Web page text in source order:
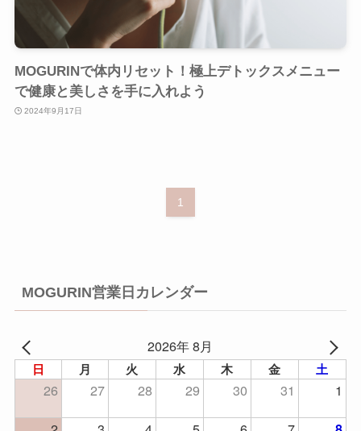
MOGURINで体内リセット！極上デトックスメニュー
で健康と美しさを手に入れよう
2024年9月17日
1
MOGURIN営業日カレンダー
2026年 8月
日 月 火 水 木 金 土
26 27 28 29 30 31
1